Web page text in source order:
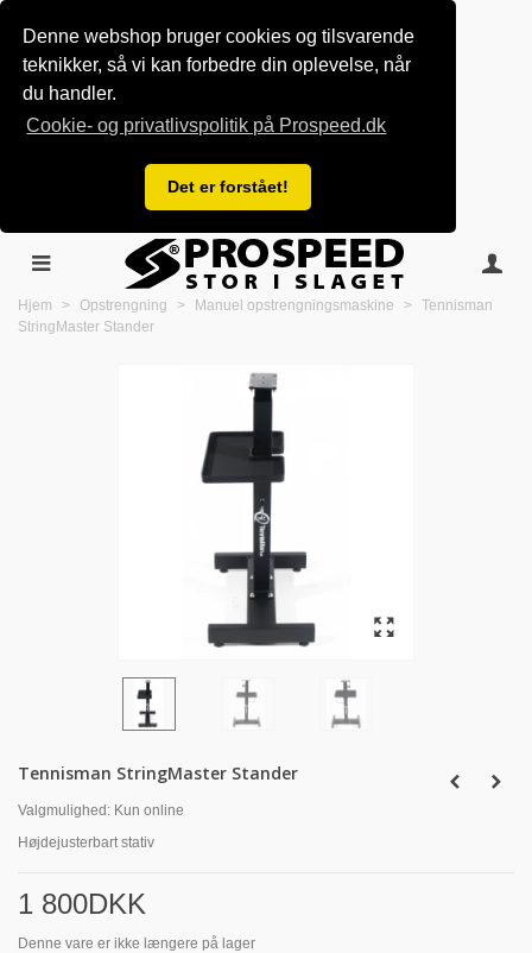
Denne webshop bruger cookies og tilsvarende
teknikker, så vi kan forbedre din oplevelse, når
du handler.
Cookie- og privatlivspolitik på Prospeed.dk
Det er forstået!
Hjem > Opstrengning > Manuel opstrengningsmaskine > Tennisman
StringMaster Stander
Tennisman StringMaster Stander
Valgmulighed: Kun online
Højdejusterbart stativ
1 800DKK
Denne vare er ikke længere på lager